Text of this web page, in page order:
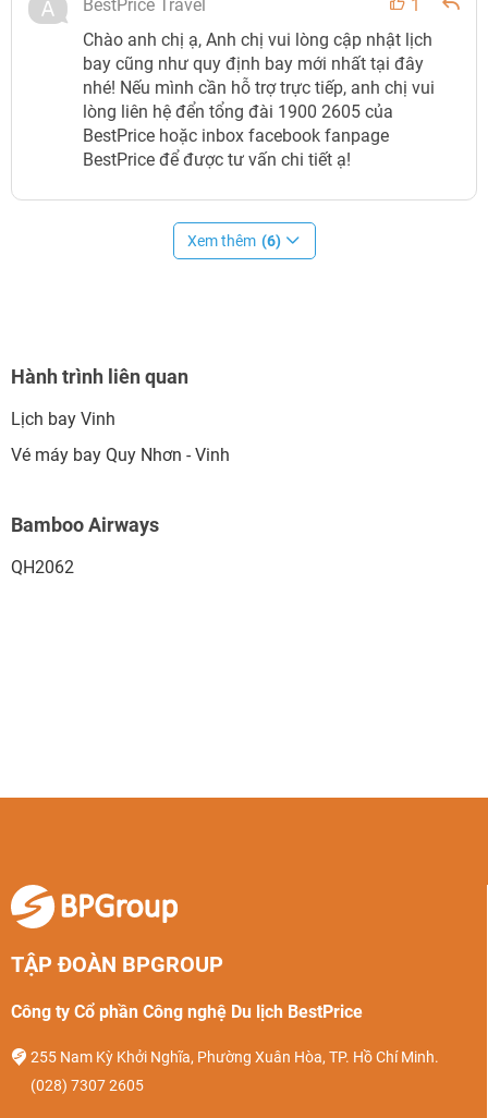
BestPrice Travel
1
Chào anh chị ạ, Anh chị vui lòng cập nhật lịch
bay cũng như quy định bay mới nhất tại đây
nhé! Nếu mình cần hỗ trợ trực tiếp, anh chị vui
lòng liên hệ đển tổng đài 1900 2605 của
BestPrice hoặc inbox facebook fanpage
BestPrice để được tư vấn chi tiết ạ!
Xem thêm (6)
Hành trình liên quan
Lịch bay Vinh
Vé máy bay Quy Nhơn - Vinh
Bamboo Airways
QH2062
TẬP ĐOÀN BPGROUP
Công ty Cổ phần Công nghệ Du lịch BestPrice
255 Nam Kỳ Khởi Nghĩa, Phường Xuân Hòa, TP. Hồ Chí Minh.
(028) 7307 2605